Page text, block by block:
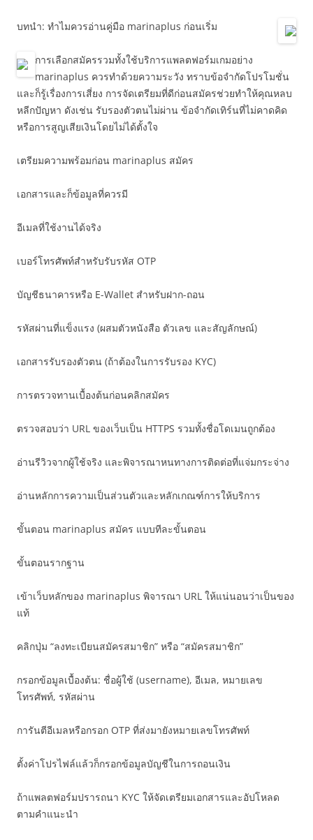
บทนำ: ทำไมควรอ่านคู่มือ marinaplus ก่อนเริ่ม
การเลือกสมัครรวมทั้งใช้บริการแพลตฟอร์มเกมอย่าง
marinaplus ควรทำด้วยความระวัง ทราบข้อจำกัดโปรโมชั่น
และก็รู้เรื่องการเสี่ยง การจัดเตรียมที่ดีก่อนสมัครช่วยทำให้คุณหลบ
หลีกปัญหา ดังเช่น รับรองตัวตนไม่ผ่าน ข้อจำกัดเทิร์นที่ไม่คาดคิด
หรือการสูญเสียเงินโดยไม่ได้ตั้งใจ
เตรียมความพร้อมก่อน marinaplus สมัคร
เอกสารและก็ข้อมูลที่ควรมี
อีเมลที่ใช้งานได้จริง
เบอร์โทรศัพท์สำหรับรับรหัส OTP
บัญชีธนาคารหรือ E-Wallet สำหรับฝาก-ถอน
รหัสผ่านที่แข็งแรง (ผสมตัวหนังสือ ตัวเลข และสัญลักษณ์)
เอกสารรับรองตัวตน (ถ้าต้องในการรับรอง KYC)
การตรวจทานเบื้องต้นก่อนคลิกสมัคร
ตรวจสอบว่า URL ของเว็บเป็น HTTPS รวมทั้งชื่อโดเมนถูกต้อง
อ่านรีวิวจากผู้ใช้จริง และพิจารณาหนทางการติดต่อที่แจ่มกระจ่าง
อ่านหลักการความเป็นส่วนตัวและหลักเกณฑ์การให้บริการ
ขั้นตอน marinaplus สมัคร แบบทีละขั้นตอน
ขั้นตอนรากฐาน
เข้าเว็บหลักของ marinaplus พิจารณา URL ให้แน่นอนว่าเป็นของ
แท้
คลิกปุ่ม “ลงทะเบียนสมัครสมาชิก” หรือ “สมัครสมาชิก”
กรอกข้อมูลเบื้องต้น: ชื่อผู้ใช้ (username), อีเมล, หมายเลข
โทรศัพท์, รหัสผ่าน
การันตีอีเมลหรือกรอก OTP ที่ส่งมายังหมายเลขโทรศัพท์
ตั้งค่าโปรไฟล์แล้วก็กรอกข้อมูลบัญชีในการถอนเงิน
ถ้าแพลตฟอร์มปรารถนา KYC ให้จัดเตรียมเอกสารและอัปโหลด
ตามคำแนะนำ